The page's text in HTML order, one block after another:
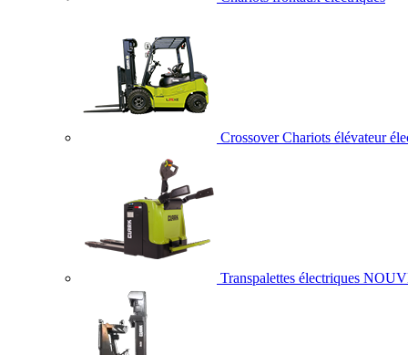
Crossover Chariots élévateur
Transpalettes électriques